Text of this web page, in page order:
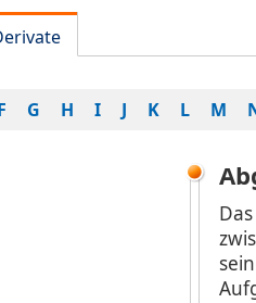
G H I J K L M